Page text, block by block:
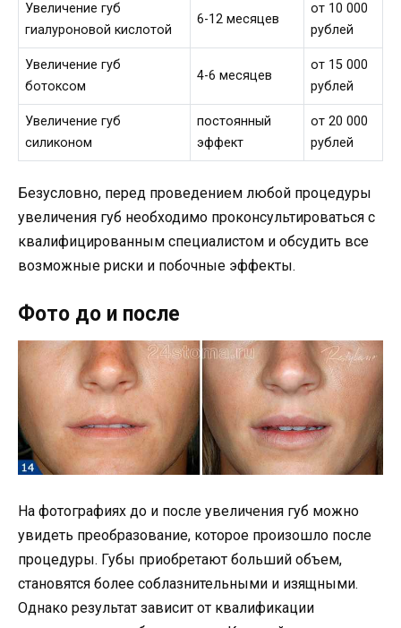
Увеличение губ
гиалуроновой кислотой
6-12 месяцев
от 10 000
рублей
Увеличение губ
ботоксом
4-6 месяцев
от 15 000
рублей
Увеличение губ
силиконом
постоянный
эффект
от 20 000
рублей
Безусловно, перед проведением любой процедуры
увеличения губ необходимо проконсультироваться с
квалифицированным специалистом и обсудить все
возможные риски и побочные эффекты.
Фото до и после
На фотографиях до и после увеличения губ можно
увидеть преобразование, которое произошло после
процедуры. Губы приобретают больший объем,
становятся более соблазнительными и изящными.
Однако результат зависит от квалификации